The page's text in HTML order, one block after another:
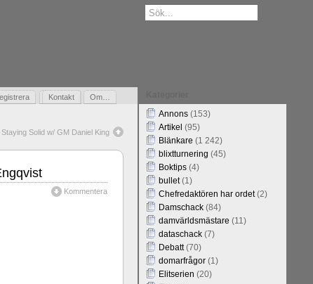
Kontakt Om…
Gästbok
Solid w/ GM Daniel King
Kommentera
Annons(153)
Artikel (95)
Blänkare (1 242)
blixtturnering (45)
Boktips(4)
bullet(1)
Chefredaktören har ordet(2)
Damschack(84)
damvärldsmästare (11)
dataschack(7)
Debatt(70)
domarfrågor(1)
Elitserien (20)